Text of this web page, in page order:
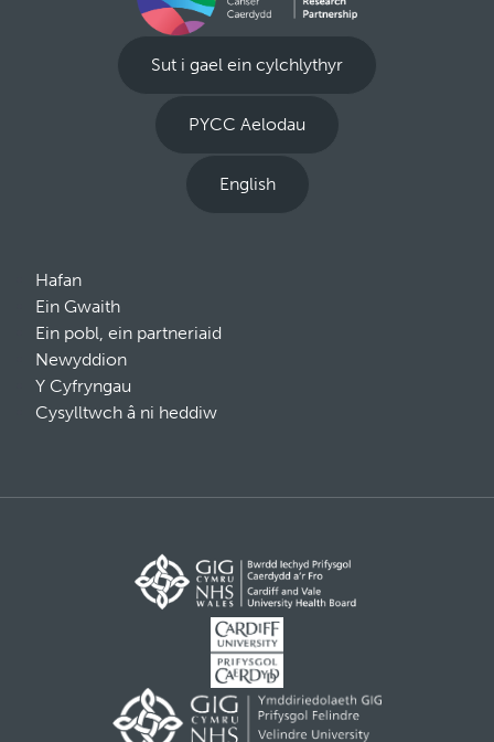
Sut i gael ein cylchlythyr
PYCC Aelodau
English
Hafan
Ein Gwaith
Ein pobl, ein partneriaid
Newyddion
Y Cyfryngau
Cysylltwch â ni heddiw